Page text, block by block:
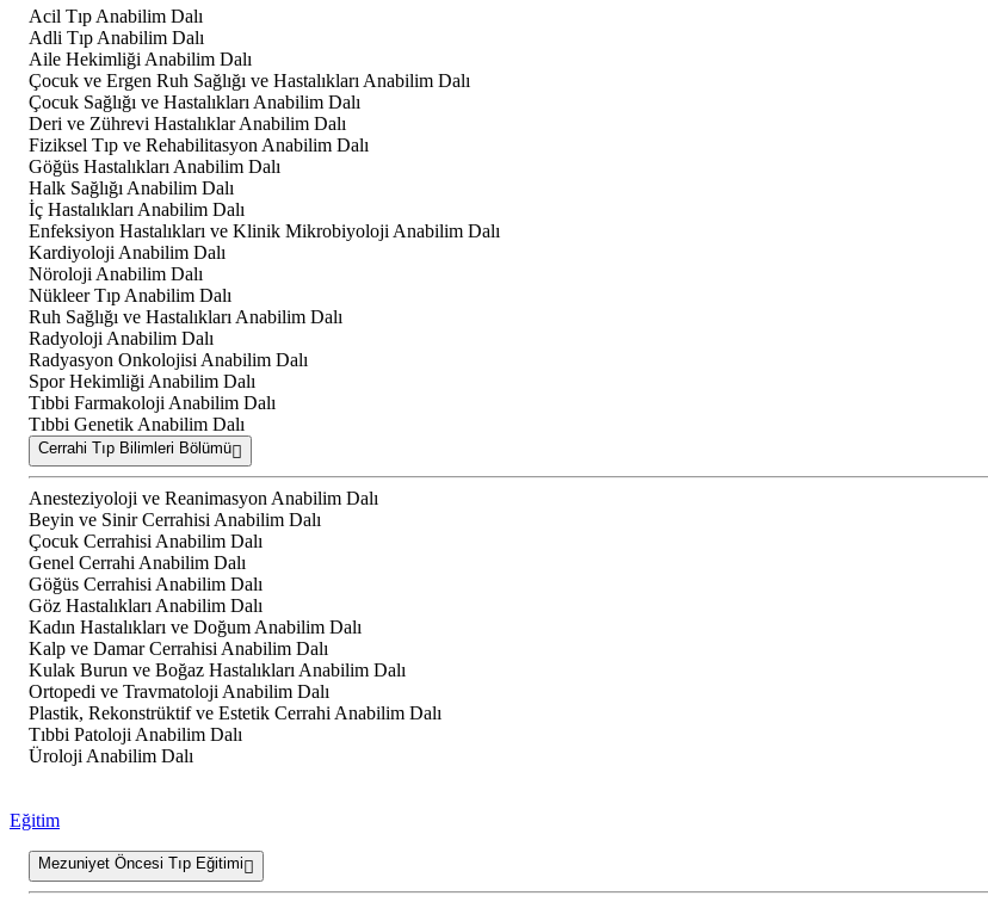
Acil Tıp Anabilim Dalı
Adli Tıp Anabilim Dalı
Aile Hekimliği Anabilim Dalı
Çocuk ve Ergen Ruh Sağlığı ve Hastalıkları Anabilim Dalı
Çocuk Sağlığı ve Hastalıkları Anabilim Dalı
Deri ve Zührevi Hastalıklar Anabilim Dalı
Fiziksel Tıp ve Rehabilitasyon Anabilim Dalı
Göğüs Hastalıkları Anabilim Dalı
Halk Sağlığı Anabilim Dalı
İç Hastalıkları Anabilim Dalı
Enfeksiyon Hastalıkları ve Klinik Mikrobiyoloji Anabilim Dalı
Kardiyoloji Anabilim Dalı
Nöroloji Anabilim Dalı
Nükleer Tıp Anabilim Dalı
Ruh Sağlığı ve Hastalıkları Anabilim Dalı
Radyoloji Anabilim Dalı
Radyasyon Onkolojisi Anabilim Dalı
Spor Hekimliği Anabilim Dalı
Tıbbi Farmakoloji Anabilim Dalı
Tıbbi Genetik Anabilim Dalı
Cerrahi Tıp Bilimleri Bölümü
Anesteziyoloji ve Reanimasyon Anabilim Dalı
Beyin ve Sinir Cerrahisi Anabilim Dalı
Çocuk Cerrahisi Anabilim Dalı
Genel Cerrahi Anabilim Dalı
Göğüs Cerrahisi Anabilim Dalı
Göz Hastalıkları Anabilim Dalı
Kadın Hastalıkları ve Doğum Anabilim Dalı
Kalp ve Damar Cerrahisi Anabilim Dalı
Kulak Burun ve Boğaz Hastalıkları Anabilim Dalı
Ortopedi ve Travmatoloji Anabilim Dalı
Plastik, Rekonstrüktif ve Estetik Cerrahi Anabilim Dalı
Tıbbi Patoloji Anabilim Dalı
Üroloji Anabilim Dalı
Eğitim
Mezuniyet Öncesi Tıp Eğitimi